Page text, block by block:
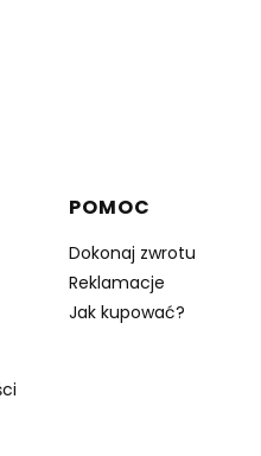
POMOC
Dokonaj zwrotu
Reklamacje
Jak kupować?